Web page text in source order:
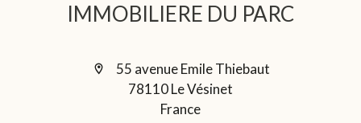
IMMOBILIERE DU PARC
55 avenue Emile Thiebaut
78110 Le Vésinet
France